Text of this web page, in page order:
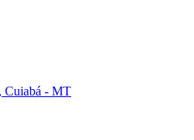
Cuiabá - MT